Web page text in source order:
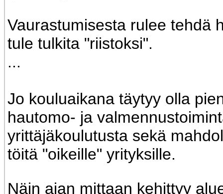
Vaurastumisesta rulee tehdä
tule tulkita "riistoksi".
...
Jo kouluaikana täytyy olla
hautomo- ja
yrittäjäkoulutusta sekä
töitä "oikeille" yrityksille.
Näin ajan mittaan kehittyy